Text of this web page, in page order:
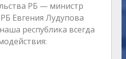
РБ — министр
Евгения Лудупова
республика всегда